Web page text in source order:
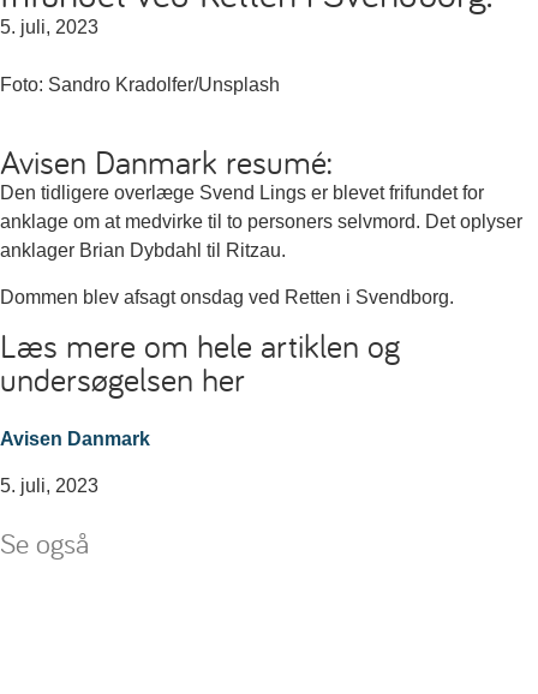
5. juli, 2023
Foto: Sandro Kradolfer/Unsplash
Avisen Danmark resumé:
Den tidligere overlæge Svend Lings er blevet frifundet for
anklage om at medvirke til to personers selvmord. Det oplyser
anklager Brian Dybdahl til Ritzau.
Dommen blev afsagt onsdag ved Retten i Svendborg.
Læs mere om hele artiklen og
undersøgelsen her
Avisen Danmark
5. juli, 2023
Se også